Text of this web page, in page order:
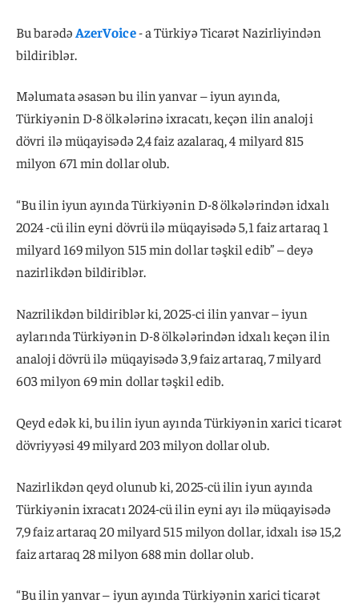
Bu barədəAzerVoice- a Türkiyə Ticarət Nazirliyindən
bildiriblər.
Məlumata əsasən bu ilin yanvar – iyun ayında,
Türkiyənin D-8 ölkələrinə ixracatı, keçən ilin analoji
dövri ilə müqayisədə 2,4 faiz azalaraq, 4 milyard 815
milyon 671 min dollar olub.
“Bu ilin iyun ayında Türkiyənin D-8 ölkələrindən idxalı
2024 -cü ilin eyni dövrü ilə müqayisədə 5,1 faiz artaraq 1
milyard 169 milyon 515 min dollar təşkil edib” – deyə
nazirlikdən bildiriblər.
Nazrilikdən bildiriblər ki, 2025-ci ilin yanvar – iyun
aylarında Türkiyənin D-8 ölkələrindən idxalı keçən ilin
analoji dövrü ilə müqayisədə 3,9 faiz artaraq, 7 milyard
603 milyon 69 min dollar təşkil edib.
Qeyd edək ki, bu ilin iyun ayında Türkiyənin xarici ticarət
dövriyyəsi 49 milyard 203 milyon dollar olub.
Nazirlikdən qeyd olunub ki, 2025-cü ilin iyun ayında
Türkiyənin ixracatı 2024-cü ilin eyni ayı ilə müqayisədə
7,9 faiz artaraq 20 milyard 515 milyon dollar, idxalı isə 15,2
faiz artaraq 28 milyon 688 min dollar olub.
“Bu ilin yanvar – iyun ayında Türkiyənin xarici ticarət